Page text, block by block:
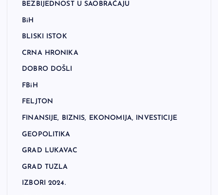
BEZBIJEDNOST U SAOBRAĆAJU
BiH
BLISKI ISTOK
CRNA HRONIKA
DOBRO DOŠLI
FBiH
FELJTON
FINANSIJE, BIZNIS, EKONOMIJA, INVESTICIJE
GEOPOLITIKA
GRAD LUKAVAC
GRAD TUZLA
IZBORI 2024.